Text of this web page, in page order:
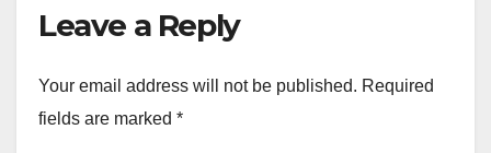
Leave a Reply
Your email address will not be published. Required
fields are marked *